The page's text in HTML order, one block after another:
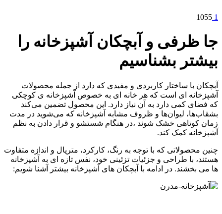
1
1055
جا ظرفی و آبچکان آشپزخانه را
بیشتر بشناسیم
آبچکان با ساختار کاربردی و مفیدی که دارد از جمله محصولات
آشپزخانه ای است که هر خانه ای به خصوص آشپزخانه ی کوچکی
که فضای کمی دارد به آن نیاز دارد. این محصول تضمین می‌کند
بشقاب‌ها، لیوان‌ها و ظروف مشابه آشپزخانه که می‌شوید در مدت
زمان کوتاهی خشک شوند ،در هنگام شستشو و قرار دادن به نظم
آشپزخانه کمک کند.
چنین محصولاتی که با توجه به رنگ، کارکرد، متریال و اندازه متفاوت
هستند، با طراحی و جزئیات تزئینی خود، نفس تازه ای به آشپزخانه
ها می بخشند. در ادامه با آبچکان های آشپزخانه بیشتر آشنا شویم: